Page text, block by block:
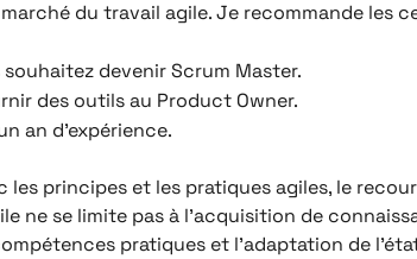
du travail agile. Je recommande les
devenir Scrum Master.
des outils au Product Owner.
an d’expérience.
principes et les pratiques agiles, le
se limite pas à l’acquisition de
pratiques et l’adaptation de